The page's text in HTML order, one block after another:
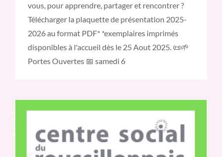
vous, pour apprendre, partager et rencontrer ?
Télécharger la plaquette de présentation 2025-
2026 au format PDF* *exemplaires imprimés
disponibles à l'accueil dès le 25 Aout 2025. 📜🌱
Portes Ouvertes 📅 samedi 6